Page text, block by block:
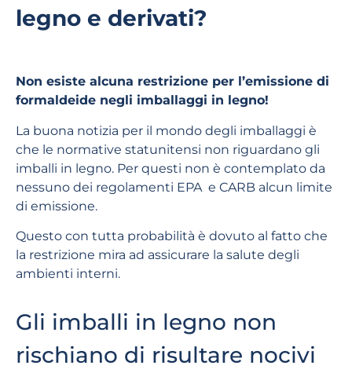
legno e derivati?
Non esiste alcuna restrizione per l’emissione di
formaldeide negli imballaggi in legno!
La buona notizia per il mondo degli imballaggi è
che le normative statunitensi non riguardano gli
imballi in legno. Per questi non è contemplato da
nessuno dei regolamenti EPA e CARB alcun limite
di emissione.
Questo con tutta probabilità è dovuto al fatto che
la restrizione mira ad assicurare la salute degli
ambienti interni.
Gli imballi in legno non
rischiano di risultare nocivi